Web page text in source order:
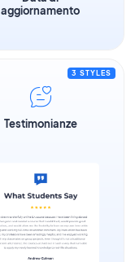
aggiornamento
3 STYLES
Testimonianze